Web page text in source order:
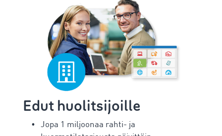
Edut huolitsijoille
Jopa 1 miljoonaa rahti- ja